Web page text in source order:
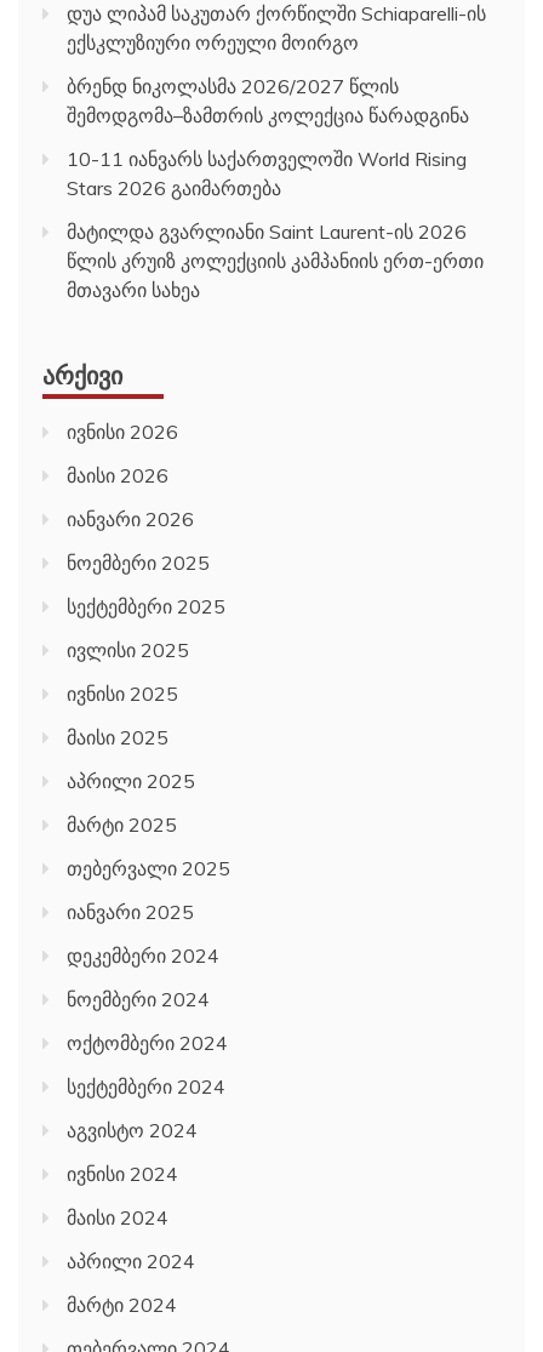
დუა ლიპამ საკუთარ ქორწილში Schiaparelli-ის
ექსკლუზიური ორეული მოირგო
ბრენდ ნიკოლასმა 2026/2027 წლის
შემოდგომა–ზამთრის კოლექცია წარადგინა
10-11 იანვარს საქართველოში World Rising
Stars 2026 გაიმართება
მატილდა გვარლიანი Saint Laurent-ის 2026
წლის კრუიზ კოლექციის კამპანიის ერთ-ერთი
მთავარი სახეა
ᲐᲠᲥᲘᲕᲘ
ივნისი 2026
მაისი 2026
იანვარი 2026
ნოემბერი 2025
სექტემბერი 2025
ივლისი 2025
ივნისი 2025
მაისი 2025
აპრილი 2025
მარტი 2025
თებერვალი 2025
იანვარი 2025
დეკემბერი 2024
ნოემბერი 2024
ოქტომბერი 2024
სექტემბერი 2024
აგვისტო 2024
ივნისი 2024
მაისი 2024
აპრილი 2024
მარტი 2024